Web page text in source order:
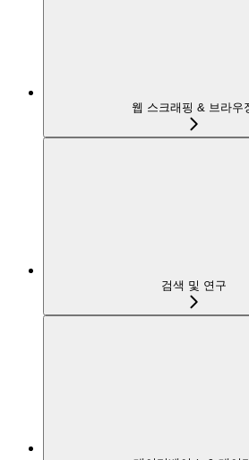
웹 스크래핑 & 브라우
검색 및 연구